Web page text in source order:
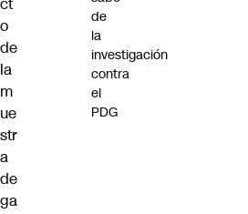
o
de
la
m
ue
str
a
de
ga
de
la
investigación
contra
el
PDG